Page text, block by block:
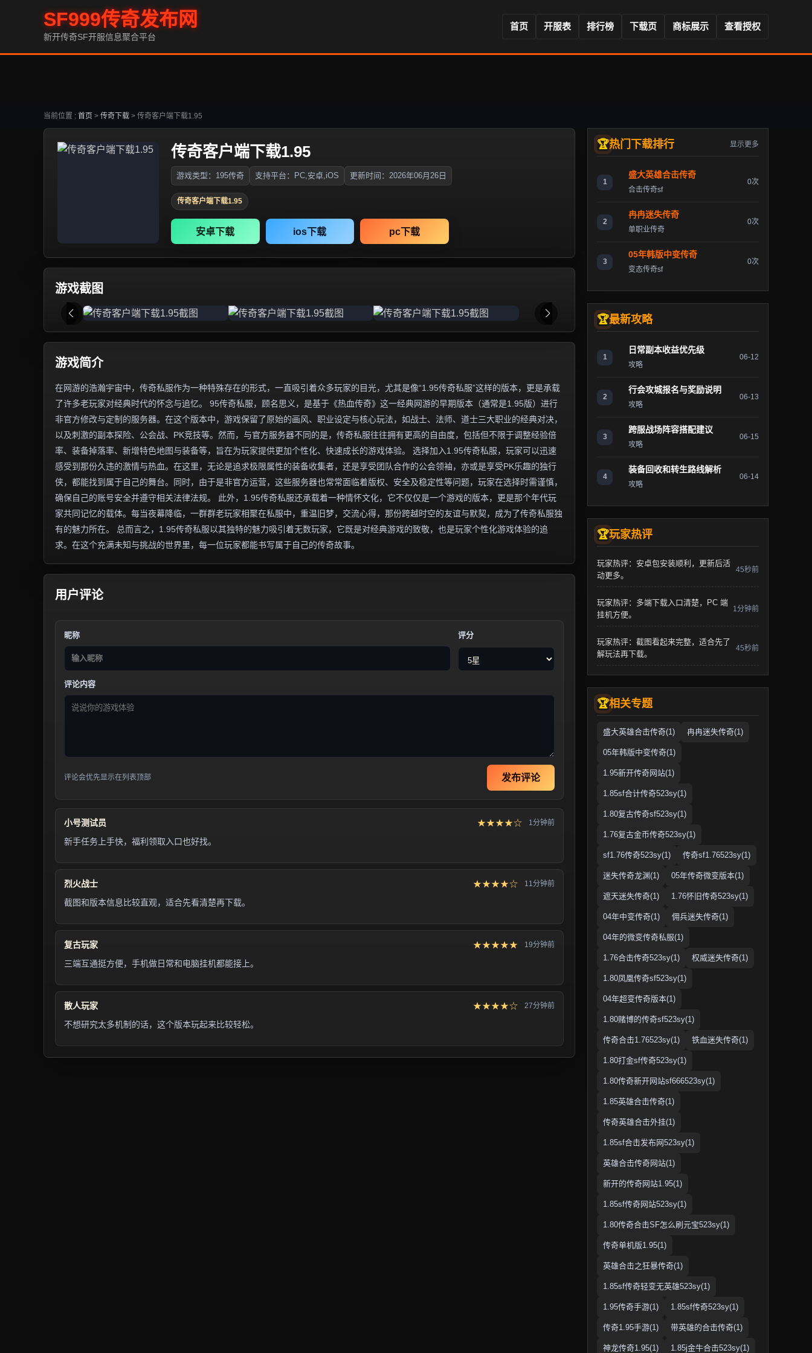
SF999传奇发布网
新开传奇SF开服信息聚合平台
首页 开服表 排行榜 下载页 商标展示 查看授权
当前位置 : 首页 > 传奇下载 > 传奇客户端下载1.95
传奇客户端下载1.95
游戏类型：195传奇 支持平台：PC,安卓,iOS 更新时间：2026年06月26日
传奇客户端下载1.95
安卓下载 ios下载 pc下载
游戏截图
游戏简介
在网游的浩瀚宇宙中，传奇私服作为一种特殊存在的形式，一直吸引着众多玩家的目光，尤其是像“1.95传奇私服”这样的版本，更是承载
了许多老玩家对经典时代的怀念与追忆。 95传奇私服，顾名思义，是基于《热血传奇》这一经典网游的早期版本（通常是1.95版）进行
非官方修改与定制的服务器。在这个版本中，游戏保留了原始的画风、职业设定与核心玩法，如战士、法师、道士三大职业的经典对决，
以及刺激的副本探险、公会战、PK竞技等。然而，与官方服务器不同的是，传奇私服往往拥有更高的自由度，包括但不限于调整经验倍
率、装备掉落率、新增特色地图与装备等，旨在为玩家提供更加个性化、快速成长的游戏体验。 选择加入1.95传奇私服，玩家可以迅速
感受到那份久违的激情与热血。在这里，无论是追求极限属性的装备收集者，还是享受团队合作的公会领袖，亦或是享受PK乐趣的独行
侠，都能找到属于自己的舞台。同时，由于是非官方运营，这些服务器也常常面临着版权、安全及稳定性等问题，玩家在选择时需谨慎，
确保自己的账号安全并遵守相关法律法规。 此外，1.95传奇私服还承载着一种情怀文化，它不仅仅是一个游戏的版本，更是那个年代玩
家共同记忆的载体。每当夜幕降临，一群群老玩家相聚在私服中，重温旧梦，交流心得，那份跨越时空的友谊与默契，成为了传奇私服独
有的魅力所在。 总而言之，1.95传奇私服以其独特的魅力吸引着无数玩家，它既是对经典游戏的致敬，也是玩家个性化游戏体验的追
求。在这个充满未知与挑战的世界里，每一位玩家都能书写属于自己的传奇故事。
用户评论
昵称 评分
评论内容
评论会优先显示在列表顶部 发布评论
小号测试员 ★★★★☆ 1分钟前
新手任务上手快，福利领取入口也好找。
烈火战士 ★★★★☆ 11分钟前
截图和版本信息比较直观，适合先看清楚再下载。
复古玩家 ★★★★★ 19分钟前
三端互通挺方便，手机做日常和电脑挂机都能接上。
散人玩家 ★★★★☆ 27分钟前
不想研究太多机制的话，这个版本玩起来比较轻松。
热门下载排行 显示更多
1
盛大英雄合击传奇
合击传奇sf
0次
2
冉冉迷失传奇
单职业传奇
0次
3
05年韩版中变传奇
变态传奇sf
0次
最新攻略
1
日常副本收益优先级
攻略
06-12
2
行会攻城报名与奖励说明
攻略
06-13
3
跨服战场阵容搭配建议
攻略
06-15
4
装备回收和转生路线解析
攻略
06-14
玩家热评
玩家热评：安卓包安装顺利，更新后活
动更多。
45秒前
玩家热评：多端下载入口清楚，PC 端
挂机方便。
1分钟前
玩家热评：截图看起来完整，适合先了
解玩法再下载。
45秒前
相关专题
盛大英雄合击传奇(1) 冉冉迷失传奇(1)
05年韩版中变传奇(1)
1.95新开传奇网站(1)
1.85sf合计传奇523sy(1)
1.80复古传奇sf523sy(1)
1.76复古金币传奇523sy(1)
sf1.76传奇523sy(1) 传奇sf1.76523sy(1)
迷失传奇龙渊(1) 05年传奇微变版本(1)
遮天迷失传奇(1) 1.76怀旧传奇523sy(1)
04年中变传奇(1) 佣兵迷失传奇(1)
04年的微变传奇私服(1)
1.76合击传奇523sy(1) 权威迷失传奇(1)
1.80凤凰传奇sf523sy(1)
04年超变传奇版本(1)
1.80赌博的传奇sf523sy(1)
传奇合击1.76523sy(1) 铁血迷失传奇(1)
1.80打金sf传奇523sy(1)
1.80传奇新开网站sf666523sy(1)
1.85英雄合击传奇(1)
传奇英雄合击外挂(1)
1.85sf合击发布网523sy(1)
英雄合击传奇网站(1)
新开的传奇网站1.95(1)
1.85sf传奇网站523sy(1)
1.80传奇合击SF怎么刷元宝523sy(1)
传奇单机版1.95(1)
英雄合击之狂暴传奇(1)
1.85sf传奇轻变无英雄523sy(1)
1.95传奇手游(1) 1.85sf传奇523sy(1)
传奇1.95手游(1) 带英雄的合击传奇(1)
神龙传奇1.95(1) 1.85j金牛合击523sy(1)